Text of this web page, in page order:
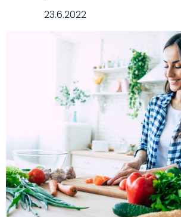
23.6.2022